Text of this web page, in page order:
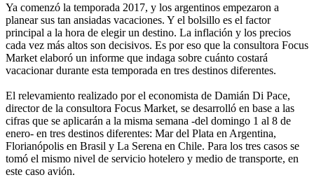
Ya comenzó la temporada 2017, y los argentinos empezaron a
planear sus tan ansiadas vacaciones. Y el bolsillo es el factor
principal a la hora de elegir un destino. La inflación y los precios
cada vez más altos son decisivos. Es por eso que la consultora Focus
Market elaboró un informe que indaga sobre cuánto costará
vacacionar durante esta temporada en tres destinos diferentes.
El relevamiento realizado por el economista de Damián Di Pace,
director de la consultora Focus Market, se desarrolló en base a las
cifras que se aplicarán a la misma semana -del domingo 1 al 8 de
enero- en tres destinos diferentes: Mar del Plata en Argentina,
Florianópolis en Brasil y La Serena en Chile. Para los tres casos se
tomó el mismo nivel de servicio hotelero y medio de transporte, en
este caso avión.